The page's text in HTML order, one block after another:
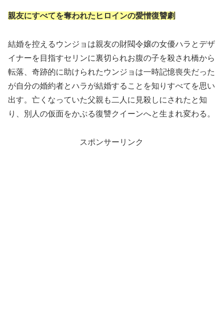
親友にすべてを奪われたヒロインの愛憎復讐劇
結婚を控えるウンジョは親友の財閥令嬢の女優ハラとデザ
イナーを目指すセリンに裏切られお腹の子を殺され橋から
転落、奇跡的に助けられたウンジョは一時記憶喪失だった
が自分の婚約者とハラが結婚することを知りすべてを思い
出す。亡くなっていた父親も二人に見殺しにされたと知
り、別人の仮面をかぶる復讐クイーンへと生まれ変わる。
スポンサーリンク